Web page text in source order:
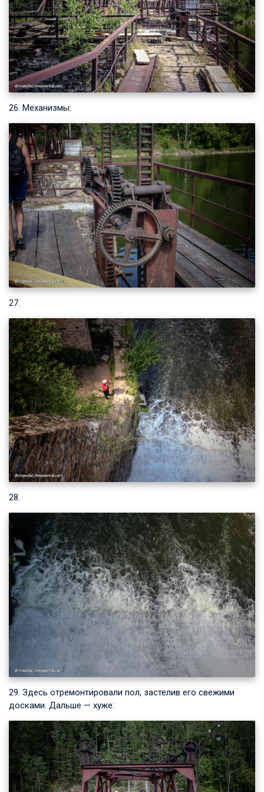
26. Механизмы:
27.
28.
29. Здесь отремонтировали пол, застелив его свежими
досками. Дальше — хуже: